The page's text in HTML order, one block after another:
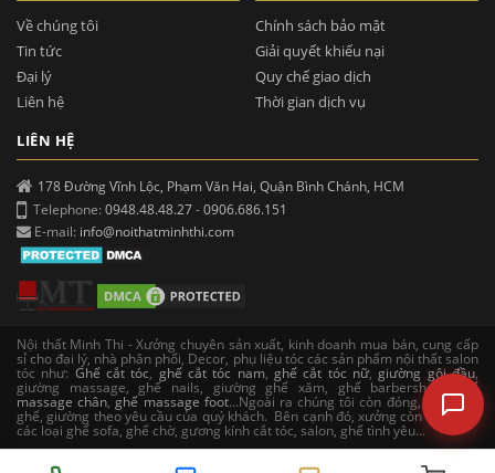
Về chúng tôi
Tin tức
Đại lý
Liên hệ
Chính sách bảo mật
Giải quyết khiếu nại
Quy chế giao dịch
Thời gian dịch vụ
LIÊN HỆ
178 Đường Vĩnh Lộc, Phạm Văn Hai, Quận Bình Chánh, HCM
Telephone: 0948.48.48.27-0906.686.151
E-mail: info@noithatminhthi.com
Nội thất Minh Thi - Xưởng chuyên sản xuất, kinh doanh mua bán, cung cấp
sỉ cho đại lý, nhà phân phối, Decor, phụ liệu tóc các sản phẩm nội thất salon
tóc như: Ghế cắt tóc,ghế cắt tóc nam,ghế cắt tóc nữ,giường gội đầu,
giường massage, ghế nails, giường ghế xăm, ghế barbershop, ghế
massage chân,ghế massage foot...Ngoài ra chúng tôi còn đóng, sản xuất
ghế, giường theo yêu cầu của quý khách. Bên cạnh đó, xưởng còn sản xuất
các loại ghế sofa, ghế chờ, gương kính cắt tóc, salon, ghế tình yêu...